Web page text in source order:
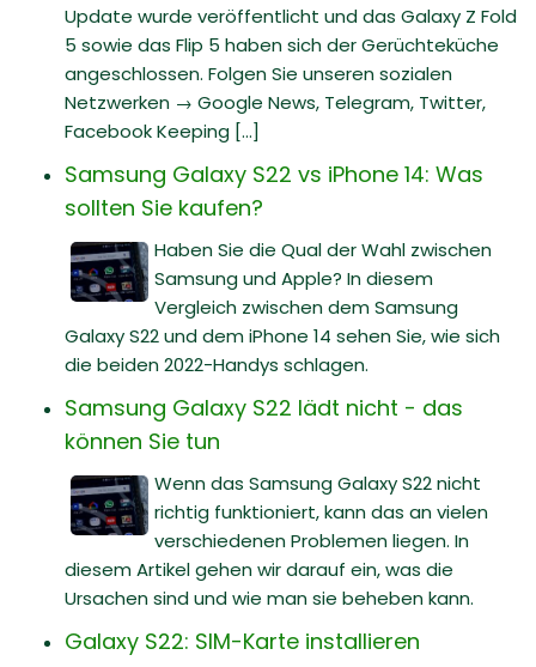
Update wurde veröffentlicht und das Galaxy Z Fold
5 sowie das Flip 5 haben sich der Gerüchteküche
angeschlossen. Folgen Sie unseren sozialen
Netzwerken → Google News, Telegram, Twitter,
Facebook Keeping [...]
Samsung Galaxy S22 vs iPhone 14: Was
sollten Sie kaufen?
Haben Sie die Qual der Wahl zwischen
Samsung und Apple? In diesem
Vergleich zwischen dem Samsung
Galaxy S22 und dem iPhone 14 sehen Sie, wie sich
die beiden 2022-Handys schlagen.
Samsung Galaxy S22 lädt nicht - das
können Sie tun
Wenn das Samsung Galaxy S22 nicht
richtig funktioniert, kann das an vielen
verschiedenen Problemen liegen. In
diesem Artikel gehen wir darauf ein, was die
Ursachen sind und wie man sie beheben kann.
Galaxy S22: SIM-Karte installieren